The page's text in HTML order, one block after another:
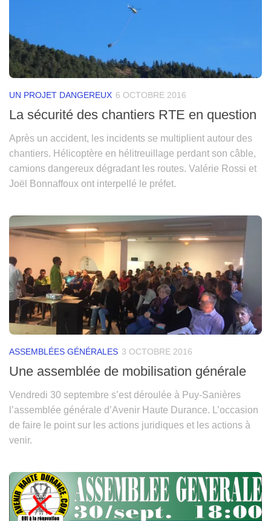
UN PROJET DANGEREUX 6 OCTOBRE 2016
La sécurité des chantiers RTE en question
Après un accident, les incidents se multiplient autour des
chantiers. Hélicoptère en hélitreuillage perdant son câble,
camions dangereux dégradant les routes. Valérie Rossi et
Joël Bonnaffoux ont interpellé le préfet.
ASSEMBLÉES GÉNÉRALES 3 OCTOBRE 2016
Une assemblée de mobilisation générale
Vendredi 30 septembre s’est déroulée à Puy-Sanières
l’assemblée générale d’Avenir Haute Durance. L’occasion
de faire le point sur les actions juridiques et les actions à
venir.